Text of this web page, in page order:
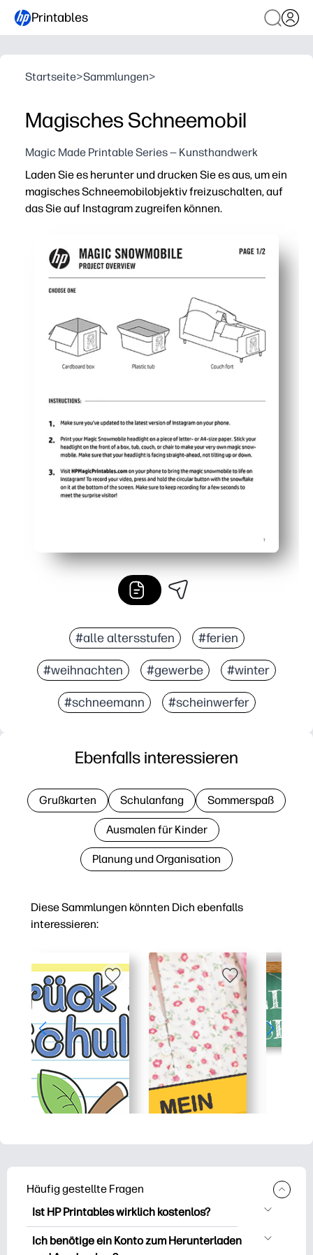
Printables
Startseite>Sammlungen>
Magisches Schneemobil
Magic Made Printable Series — Kunsthandwerk
Laden Sie es herunter und drucken Sie es aus, um ein
magisches Schneemobilobjektiv freizuschalten, auf
das Sie auf Instagram zugreifen können.
Kinder tauchen ein in das AR-Spiel — sie bewegen
Perfekt für zu Hause oder im Klassenzimmer — eine
Ein Blatt, große Wirkung — einfach zu teilen, zu
#alle altersstufen #ferien
#weihnachten #gewerbe #winter
#schneemann #scheinwerfer
Diese Sammlungen könnten Dich ebenfalls
interessieren:
Ebenfalls interessieren
Grußkarten Schulanfang Sommerspaß
Ausmalen für Kinder
Planung und Organisation
Häufig gestellte Fragen
Ist HP Printables wirklich kostenlos?
HP Printables bietet über 2.500
kostenlose Vorlagen zum Herunterladen
Ich benötige ein Konto zum Herunterladen